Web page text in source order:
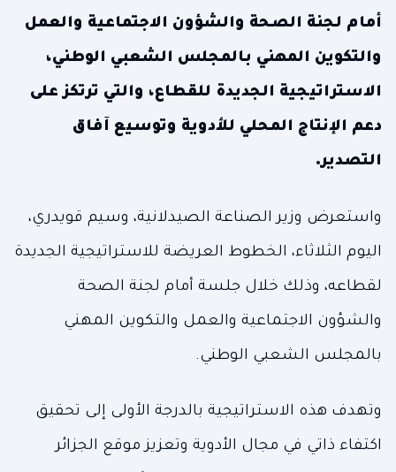
أمام لجنة الصحة والشؤون الاجتماعية والعمل
والتكوين المهني بالمجلس الشعبي الوطني،
الاستراتيجية الجديدة للقطاع، والتي ترتكز على
دعم الإنتاج المحلي للأدوية وتوسيع آفاق
التصدير.
واستعرض وزير الصناعة الصيدلانية، وسيم قويدري،
اليوم الثلاثاء، الخطوط العريضة للاستراتيجية الجديدة
لقطاعه، وذلك خلال جلسة أمام لجنة الصحة
والشؤون الاجتماعية والعمل والتكوين المهني
بالمجلس الشعبي الوطني.
وتهدف هذه الاستراتيجية بالدرجة الأولى إلى تحقيق
اكتفاء ذاتي في مجال الأدوية وتعزيز موقع الجزائر